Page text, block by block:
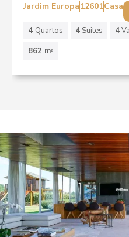
Jardim Europa 12601Casa
4 Quartos 4 Suites 4
862 m2